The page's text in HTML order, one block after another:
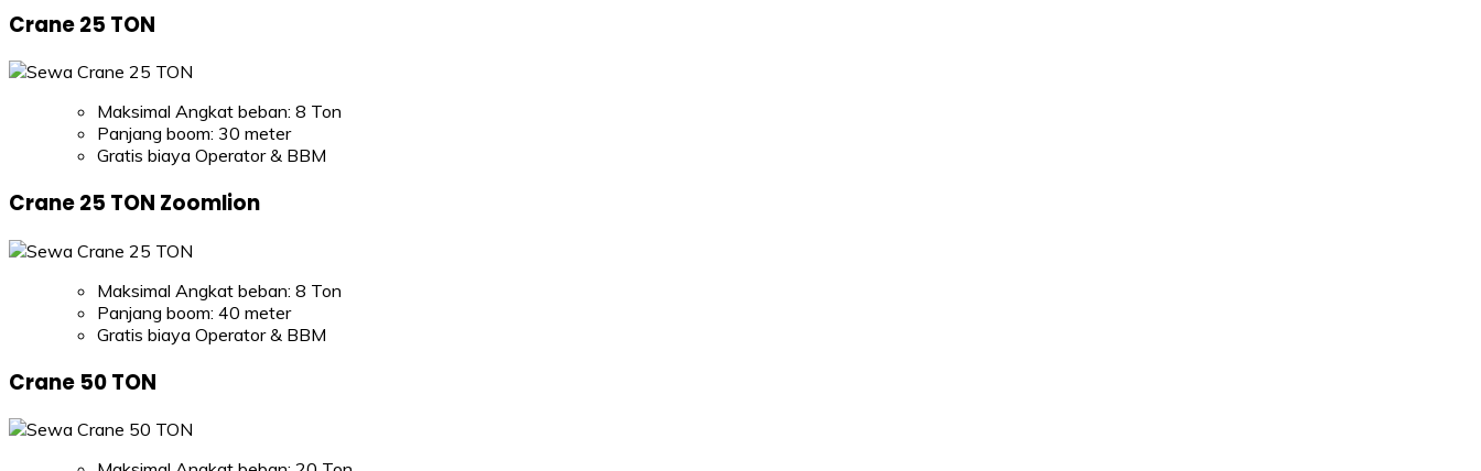
Crane 25 TON
Maksimal Angkat beban: 8 Ton
Panjang boom: 30 meter
Gratis biaya Operator & BBM
Crane 25 TON Zoomlion
Maksimal Angkat beban: 8 Ton
Panjang boom: 40 meter
Gratis biaya Operator & BBM
Crane 50 TON